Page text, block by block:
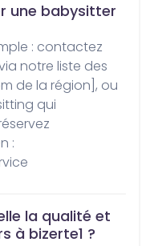
une babysitter
notre liste des
de la région], ou
qui
:
la qualité et
à bizerte1 ?